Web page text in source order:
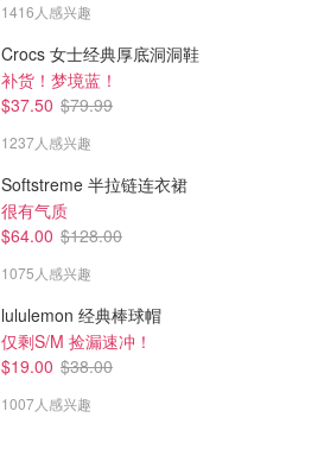
1416人感兴趣
Crocs 女士经典厚底洞洞鞋
补货！梦境蓝！
$37.50 $79.99
1237人感兴趣
Softstreme 半拉链连衣裙
很有气质
$64.00 $128.00
1075人感兴趣
lululemon 经典棒球帽
仅剩S/M 捡漏速冲！
$19.00 $38.00
1007人感兴趣